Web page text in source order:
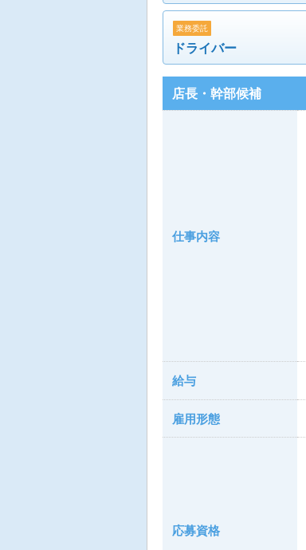
業務委託
ドライバー
店長・幹部候補
仕事内容
給与
雇用形態
応募資格